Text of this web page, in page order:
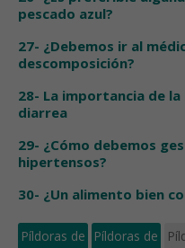
pescado azul?
27- ¿Debemos ir al
descomposición?
28- La importancia de
diarrea
29- ¿Cómo debemos
hipertensos?
30- ¿Un alimento bien
Píldoras de
Píldoras de